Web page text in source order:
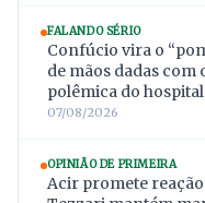
FALANDO SÉRIO
Confúcio vira o
de mãos dadas com
polêmica do hospital
07/08/2026
OPINIÃO DE PRIMEIRA
Acir promete